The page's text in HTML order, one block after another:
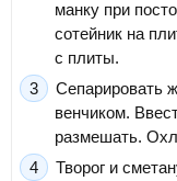
манку при
сотейник на
с плиты.
Сепарировать
венчиком.
размешать.
Творог и